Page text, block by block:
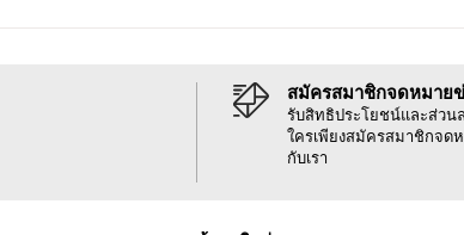
สมัครสมาชิกจดหมาย
รับสิทธิประโยชน์และส่วน
ใครเพียงสมัครสมาชิกจด
กับเรา